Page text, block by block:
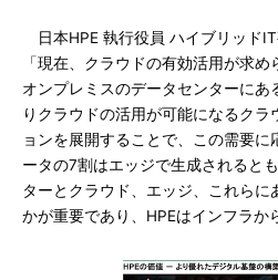
日本HPE 執行役員 ハイブリッド
「現在、クラウドの有効活用が求
オンプレミスのデータセンターにあ
りクラウドの活用が可能になるク
ョンを展開することで、この需要
ータの7割はエッジで生成されると
ターとクラウド、エッジ、これらに
かが重要であり、HPEはインフラか